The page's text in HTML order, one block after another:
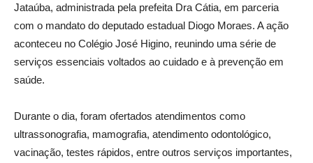
Jataúba, administrada pela prefeita Dra Cátia, em parceria
com o mandato do deputado estadual Diogo Moraes. A ação
aconteceu no Colégio José Higino, reunindo uma série de
serviços essenciais voltados ao cuidado e à prevenção em
saúde.
Durante o dia, foram ofertados atendimentos como
ultrassonografia, mamografia, atendimento odontológico,
vacinação, testes rápidos, entre outros serviços importantes,